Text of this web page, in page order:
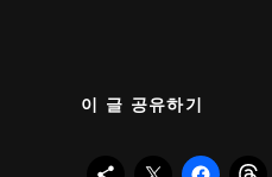
이 글 공유하기